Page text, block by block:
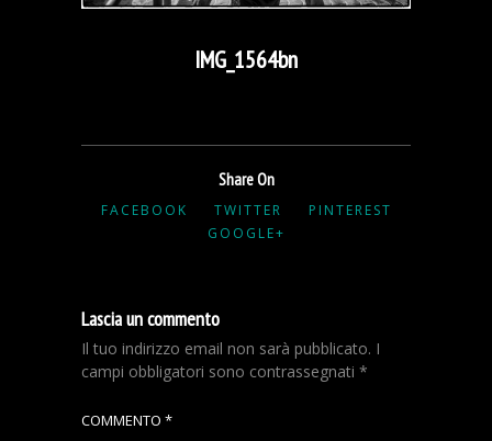
IMG_1564bn
Share On
FACEBOOK TWITTER
PINTEREST
GOOGLE+
Lascia un commento
Il tuo indirizzo email non sarà pubblicato. I
campi obbligatori sono contrassegnati *
COMMENTO *